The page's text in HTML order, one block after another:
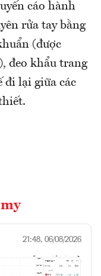
cáo hành
rửa tay bằng
(được
đeo khẩu trang
đi lại giữa các
21:48, 06/08/2026